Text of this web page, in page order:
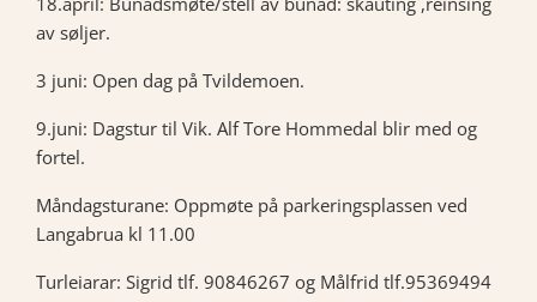
av søljer.
3 juni: Open dag på Tvildemoen.
9.juni: Dagstur til Vik. Alf Tore Hommedal blir med og
fortel.
Måndagsturane: Oppmøte på parkeringsplassen ved
Langabrua kl 11.00
Turleiarar: Sigrid tlf. 90846267 og Målfrid tlf.95369494